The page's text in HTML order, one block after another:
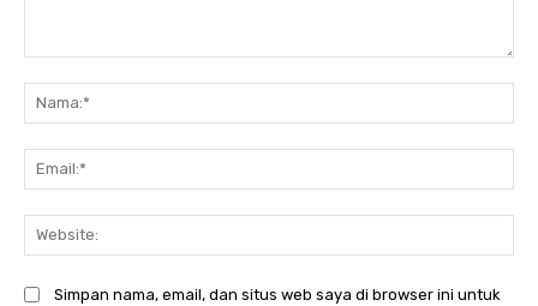
Simpan nama, email, dan situs web saya di browser ini untuk